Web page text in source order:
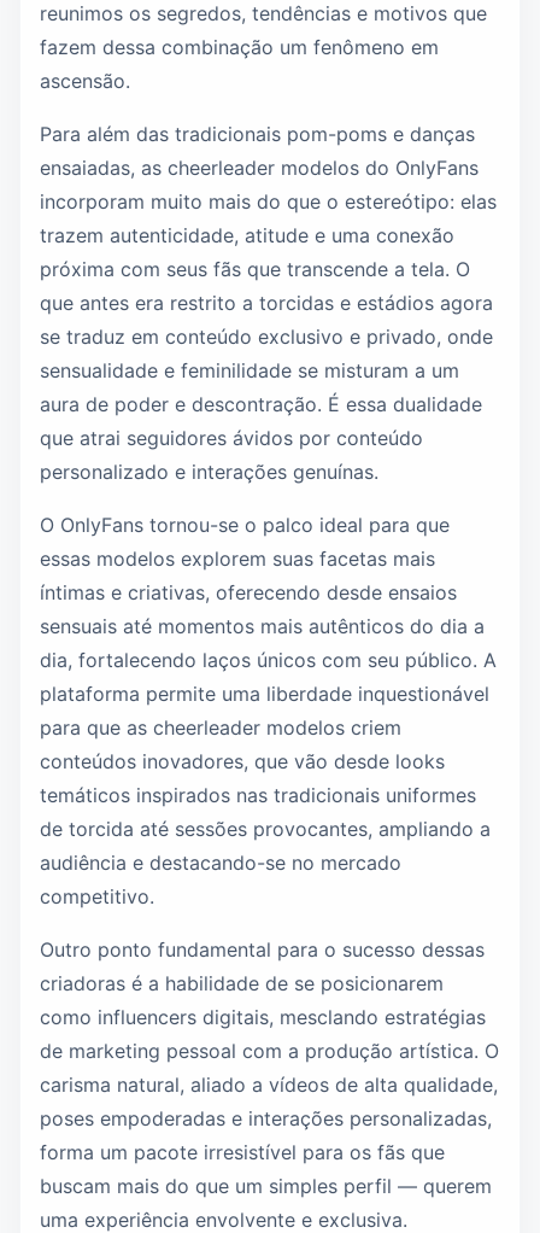
reunimos os segredos, tendências e motivos que
fazem dessa combinação um fenômeno em
ascensão.
Para além das tradicionais pom-poms e danças
ensaiadas, as cheerleader modelos do OnlyFans
incorporam muito mais do que o estereótipo: elas
trazem autenticidade, atitude e uma conexão
próxima com seus fãs que transcende a tela. O
que antes era restrito a torcidas e estádios agora
se traduz em conteúdo exclusivo e privado, onde
sensualidade e feminilidade se misturam a um
aura de poder e descontração. É essa dualidade
que atrai seguidores ávidos por conteúdo
personalizado e interações genuínas.
O OnlyFans tornou-se o palco ideal para que
essas modelos explorem suas facetas mais
íntimas e criativas, oferecendo desde ensaios
sensuais até momentos mais autênticos do dia a
dia, fortalecendo laços únicos com seu público. A
plataforma permite uma liberdade inquestionável
para que as cheerleader modelos criem
conteúdos inovadores, que vão desde looks
temáticos inspirados nas tradicionais uniformes
de torcida até sessões provocantes, ampliando a
audiência e destacando-se no mercado
competitivo.
Outro ponto fundamental para o sucesso dessas
criadoras é a habilidade de se posicionarem
como influencers digitais, mesclando estratégias
de marketing pessoal com a produção artística. O
carisma natural, aliado a vídeos de alta qualidade,
poses empoderadas e interações personalizadas,
forma um pacote irresistível para os fãs que
buscam mais do que um simples perfil — querem
uma experiência envolvente e exclusiva.